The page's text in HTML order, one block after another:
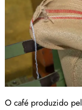
O café produzido